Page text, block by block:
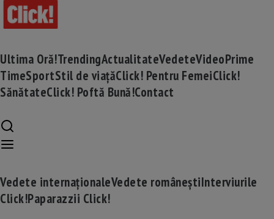
Ultima Oră!TrendingActualitateVedeteVideoPrime
TimeSportStil de viațăClick! Pentru FemeiClick!
SănătateClick! Poftă Bună!Contact
Vedete internaționaleVedete româneștiInterviurile
Click!Paparazzii Click!